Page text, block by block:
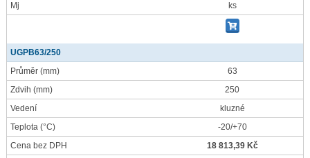
Mj
ks
UGPB63/250
Průměr (mm)
63
Zdvih (mm)
250
Vedení
kluzné
Teplota (°C)
-20/+70
Cena bez DPH
18 813,39 Kč